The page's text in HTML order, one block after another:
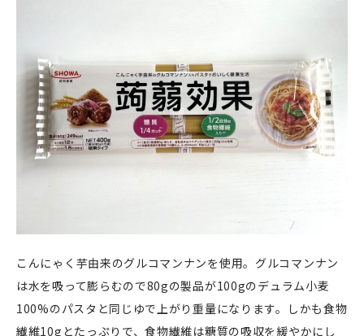
こんにゃく芋由来のグルコマンナンを使用。グルコマンナン
は水を吸って膨らむので80gの製品が100gのデュラム小麦
100%のパスタと同じゆで上がり重量になります。しかも食物
繊維10gとたっぷりで、食物繊維は糖質の吸収を緩やかにし